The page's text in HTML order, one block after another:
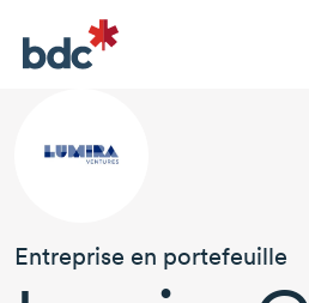
Entreprise en portefeuille